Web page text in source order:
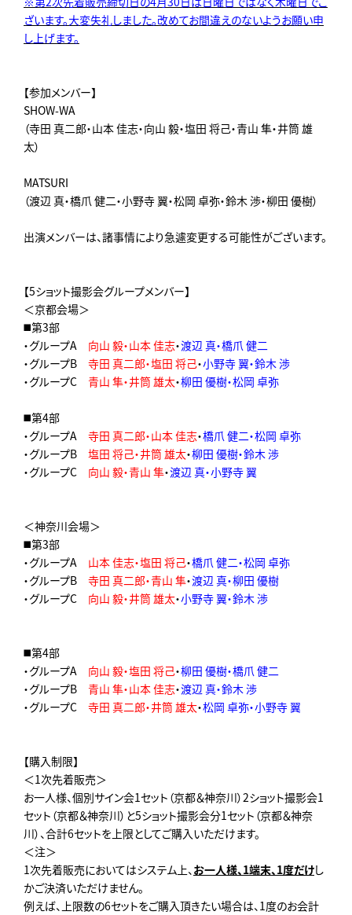
ざいます。大変失礼しました。改めてお間違えのないようお願い申
し上げます。
【参加メンバー】
SHOW-WA
（寺田 真二郎・山本 佳志・向山 毅・塩田 将己・青山 隼・井筒 雄
太）
MATSURI
（渡辺 真・橋爪 健二・小野寺 翼・松岡 卓弥・鈴木 渉・柳田 優樹）
出演メンバーは、諸事情により急遽変更する可能性がございます。
【5ショット撮影会グループメンバー】
＜京都会場＞
◼️第3部
・グループA 向山 毅・山本 佳志・渡辺 真・橋爪 健二
・グループB 寺田 真二郎・塩田 将己・小野寺 翼・鈴木 渉
・グループC 青山 隼・井筒 雄太・柳田 優樹・松岡 卓弥
◼️第4部
・グループA 寺田 真二郎・山本 佳志・橋爪 健二・松岡 卓弥
・グループB 塩田 将己・井筒 雄太・柳田 優樹・鈴木 渉
・グループC 向山 毅・青山 隼・渡辺 真・小野寺 翼
＜神奈川会場＞
◼️第3部
・グループA 山本 佳志・塩田 将己・橋爪 健二・松岡 卓弥
・グループB 寺田 真二郎・青山 隼・渡辺 真・柳田 優樹
・グループC 向山 毅・井筒 雄太・小野寺 翼・鈴木 渉
◼️第4部
・グループA 向山 毅・塩田 将己・柳田 優樹・橋爪 健二
・グループB 青山 隼・山本 佳志・渡辺 真・鈴木 渉
・グループC 寺田 真二郎・井筒 雄太・松岡 卓弥・小野寺 翼
【購入制限】
＜1次先着販売＞
お一人様、個別サイン会1セット（京都＆神奈川）2ショット撮影会1
セット（京都＆神奈川）と5ショット撮影会分1セット（京都＆神奈
川）、合計6セットを上限としてご購入いただけます。
＜注＞
1次先着販売においてはシステム上、お一人様、1端末、1度だけし
かご決済いただけません。
例えば、上限数の6セットをご購入頂きたい場合は、1度のお会計